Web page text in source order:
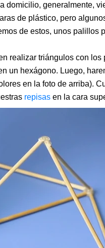
domicilio, generalmente,
de plástico, pero
de estos, unos palillos
realizar triángulos con
un hexágono. Luego,
en la foto de arriba).
repisas en la cara